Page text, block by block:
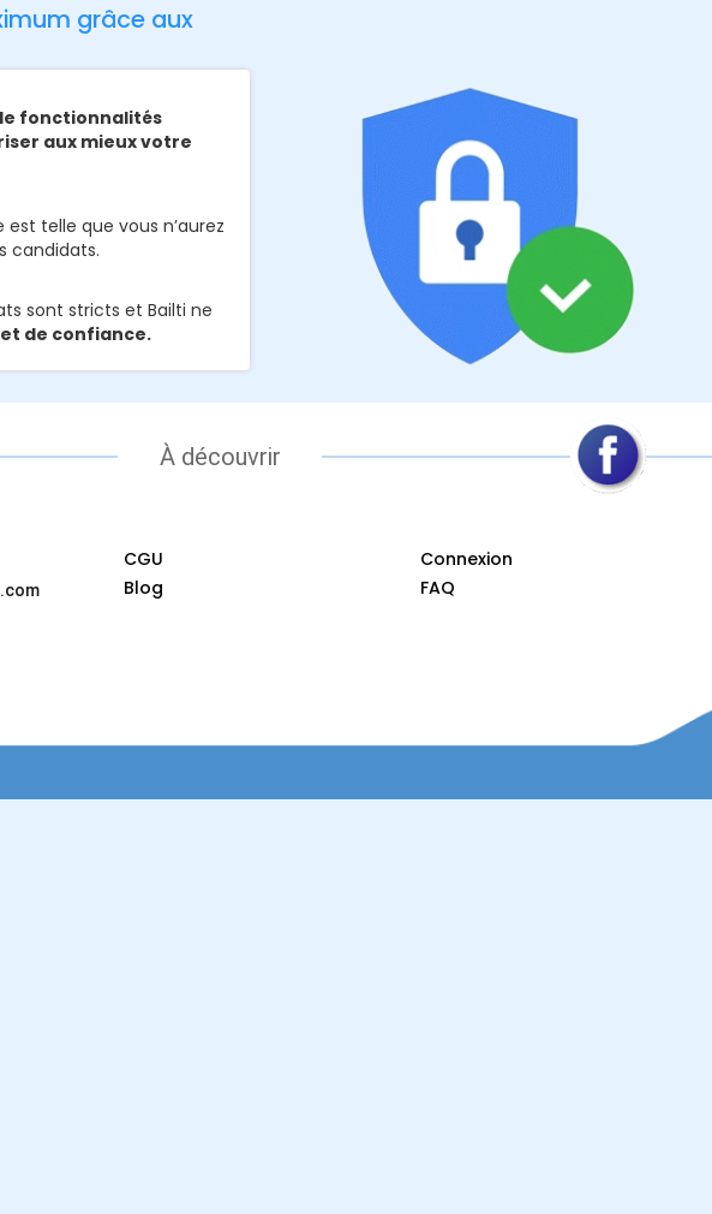
grâce aux
fonctionnalités
aux mieux votre
telle que vous n’aurez
candidats.
sont stricts et Bailti ne
de confiance.
À découvrir
CGU
Blog
Connexion
FAQ